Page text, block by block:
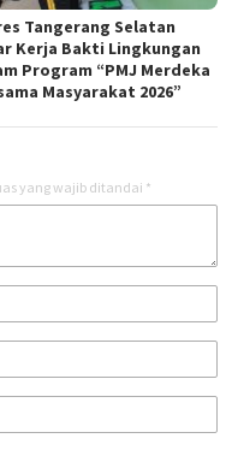
Tangerang Selatan
Kerja Bakti Lingkungan
Program “PMJ Merdeka
Masyarakat 2026”
yang wajib ditandai *